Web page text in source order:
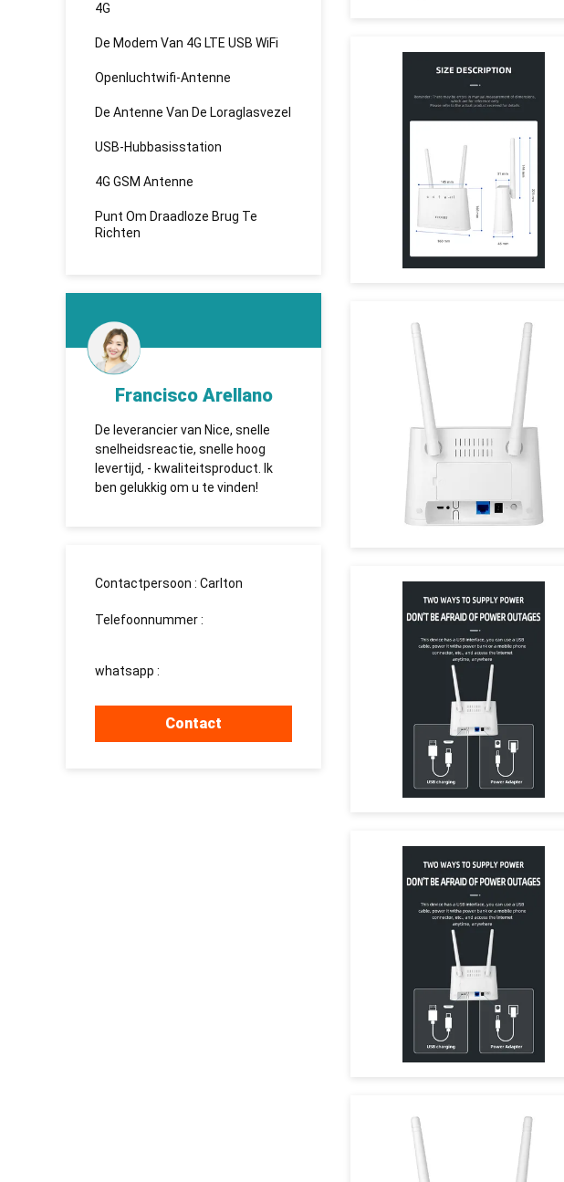
4G
De Modem Van 4G LTE USB WiFi
Openluchtwifi-Antenne
De Antenne Van De Loraglasvezel
USB-Hubbasisstation
4G GSM Antenne
Punt Om Draadloze Brug Te
Richten
Francisco Arellano
De leverancier van Nice, snelle
snelheidsreactie, snelle hoog
levertijd, - kwaliteitsproduct. Ik
ben gelukkig om u te vinden!
KHADBAATAR
TUOSHI - надежная компания,
которая впервые установила
сотрудничество и имеет
долгосрочное сотрудничество.
Contactpersoon : Carlton
Telefoonnummer :
whatsapp :
Contact